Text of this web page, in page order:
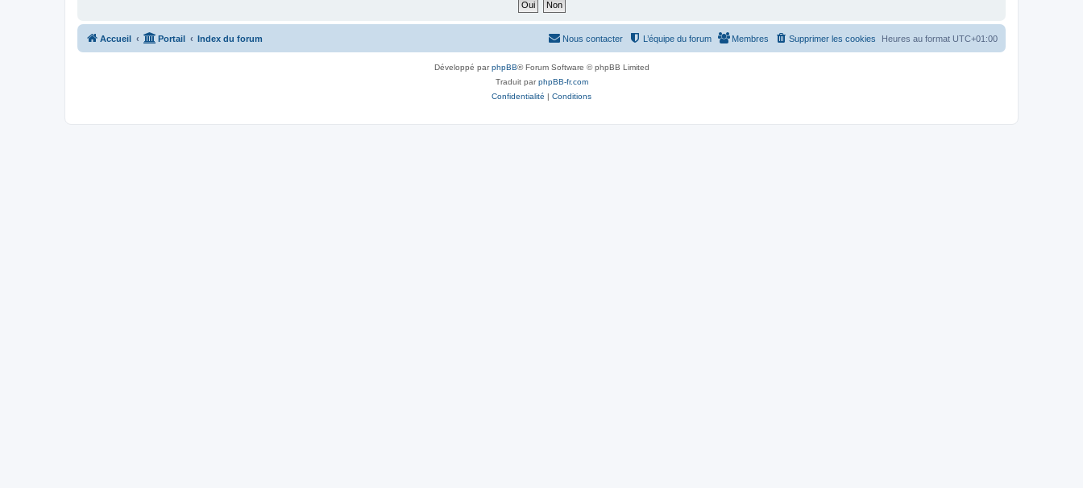
Accueil Portail Index du forum Heures au format UTC+01:00
Supprimer les cookies
Membres
L’équipe du forum
Nous contacter
Développé parphpBB® Forum Software © phpBB Limited
Traduit parphpBB-fr.com
Confidentialité | Conditions